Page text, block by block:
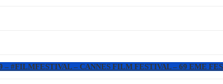
– #FILMFESTIVAL – CANNES FILM FESTIVAL – 69 EME